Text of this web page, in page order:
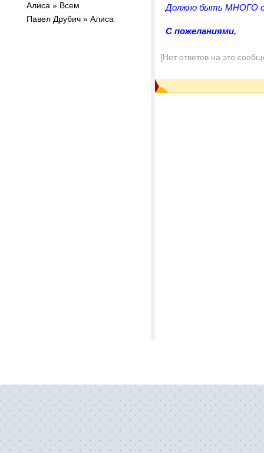
Алиса » Всем
Павел Друбич » Алиса
Должно быть МНОГО
С пожеланиями,
[Нет ответов на это